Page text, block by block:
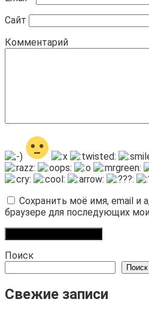
Сайт
Комментарий
Сохранить моё имя, email и
браузере для последующих
Поиск
Поиск
Свежие записи